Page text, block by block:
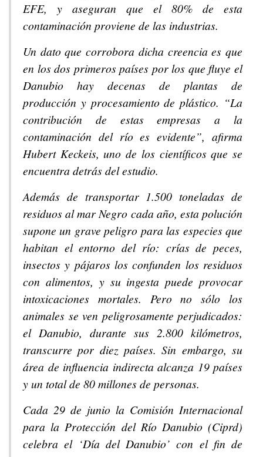
EFE, y aseguran que el 80% de esta
contaminación proviene de las industrias.
Un dato que corrobora dicha creencia es que
en los dos primeros países por los que fluye el
Danubio hay decenas de plantas de
producción y procesamiento de plástico. “La
contribución de estas empresas a la
contaminación del río es evidente”, afirma
Hubert Keckeis, uno de los científicos que se
encuentra detrás del estudio.
Además de transportar 1.500 toneladas de
residuos al mar Negro cada año, esta polución
supone un grave peligro para las especies que
habitan el entorno del río: crías de peces,
insectos y pájaros los confunden los residuos
con alimentos, y su ingesta puede provocar
intoxicaciones mortales. Pero no sólo los
animales se ven peligrosamente perjudicados:
el Danubio, durante sus 2.800 kilómetros,
transcurre por diez países. Sin embargo, su
área de influencia indirecta alcanza 19 países
y un total de 80 millones de personas.
Cada 29 de junio la Comisión Internacional
para la Protección del Río Danubio (Ciprd)
celebra el ‘Día del Danubio’ con el fin de